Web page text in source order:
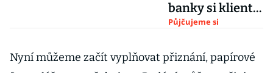
banky si klienty
mohou
dle TelcoScore
Půjčujeme si
Nyní můžeme začít vyplňovat přiznání, papírové